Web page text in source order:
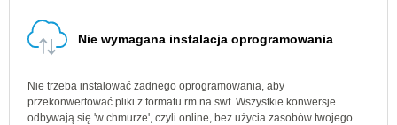
Nie wymagana instalacja oprogramowania
Nie trzeba instalować żadnego oprogramowania, aby
przekonwertować pliki z formatu rm na swf. Wszystkie konwersje
odbywają się 'w chmurze', czyli online, bez użycia zasobów twojego